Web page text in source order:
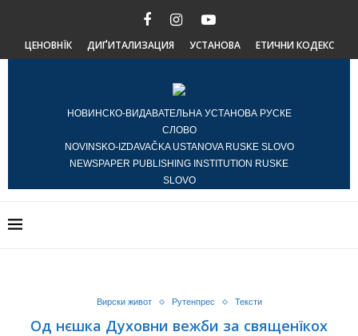
ЦЕНОВНЇК ДИҐИТАЛИЗАЦИЯ УСТАНОВА ЕТИЧНИ КОДЕКС
НОВИНСКО-ВИДАВАТЕЛЬНА УСТАНОВА РУСКЕ
СЛОВО
NOVINSKO-IZDAVAČKA USTANOVA RUSKE SLOVO
NEWSPAPER PUBLISHING INSTITUTION RUSKE
SLOVO
Вирски живот Рутенпрес Тексти
Од нєшка Духовни вежби за священїкох